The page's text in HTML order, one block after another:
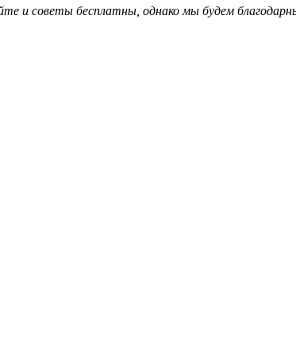
и советы бесплатны, однако мы будем